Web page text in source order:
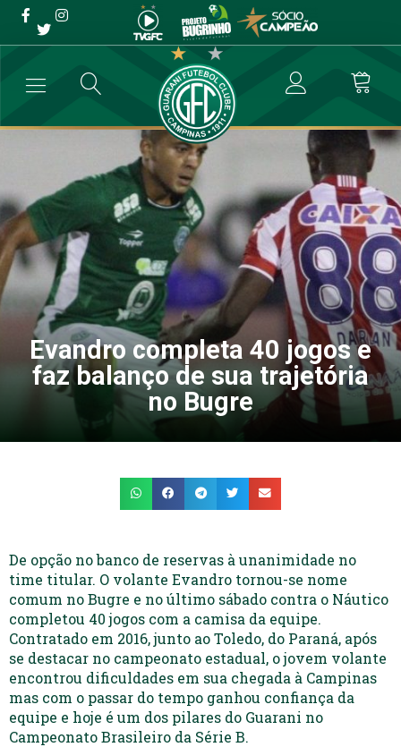
Evandro completa 40 jogos
e faz balanço de sua
trajetória no Bugre
→ Futebol Profissional → Evandro completa 40 jogos e faz balanço
Evandro completa 40 jogos e
faz balanço de sua trajetória
no Bugre
De opção no banco de reservas à unanimidade no
time titular. O volante Evandro tornou-se nome
comum no Bugre e no último sábado contra o Náutico
completou 40 jogos com a camisa da equipe.
Contratado em 2016, junto ao Toledo, do Paraná, após
se destacar no campeonato estadual, o jovem volante
encontrou dificuldades em sua chegada à Campinas
mas com o passar do tempo ganhou confiança da
equipe e hoje é um dos pilares do Guarani no
Campeonato Brasileiro da Série B.